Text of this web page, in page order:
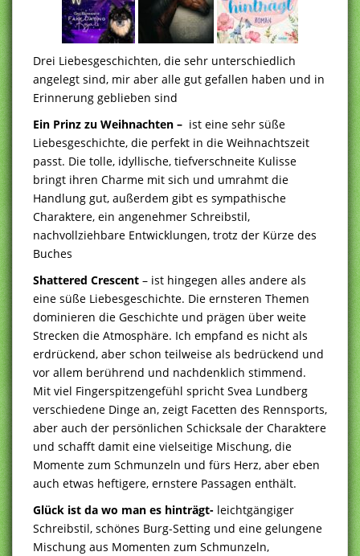
Drei Liebesgeschichten, die sehr unterschiedlich
angelegt sind, mir aber alle gut gefallen haben und in
Erinnerung geblieben sind
Ein Prinz zu Weihnachten – ist eine sehr süße
Liebesgeschichte, die perfekt in die Weihnachtszeit
passt. Die tolle, idyllische, tiefverschneite Kulisse
bringt ihren Charme mit sich und umrahmt die
Handlung gut, außerdem gibt es sympathische
Charaktere, ein angenehmer Schreibstil,
nachvollziehbare Entwicklungen, trotz der Kürze des
Buches
Shattered Crescent – ist hingegen alles andere als
eine süße Liebesgeschichte. Die ernsteren Themen
dominieren die Geschichte und prägen über weite
Strecken die Atmosphäre. Ich empfand es nicht als
erdrückend, aber schon teilweise als bedrückend und
vor allem berührend und nachdenklich stimmend.
Mit viel Fingerspitzengefühl spricht Svea Lundberg
verschiedene Dinge an, zeigt Facetten des Rennsports,
aber auch der persönlichen Schicksale der Charaktere
und schafft damit eine vielseitige Mischung, die
Momente zum Schmunzeln und fürs Herz, aber eben
auch etwas heftigere, ernstere Passagen enthält.
Glück ist da wo man es hinträgt- leichtgängiger
Schreibstil, schönes Burg-Setting und eine gelungene
Mischung aus Momenten zum Schmunzeln,